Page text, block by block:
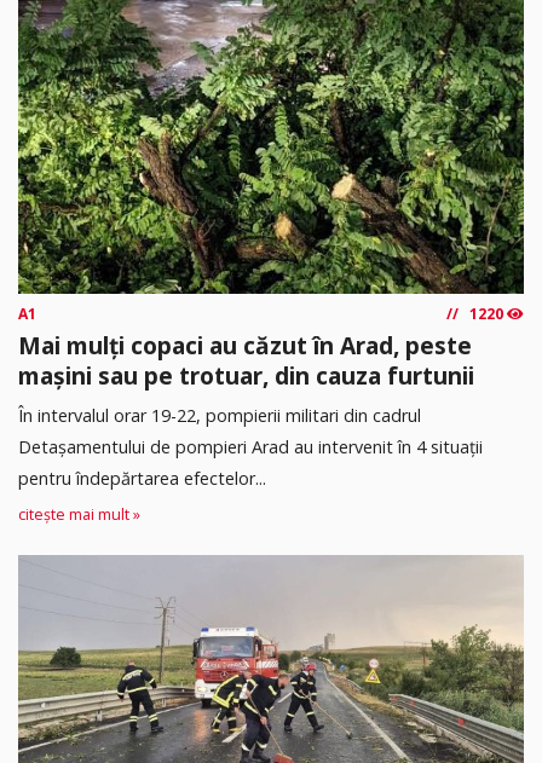
A1 1220
Mai mulți copaci au căzut în Arad, peste
mașini sau pe trotuar, din cauza furtunii
În intervalul orar 19-22, pompierii militari din cadrul
Detașamentului de pompieri Arad au intervenit în 4 situații
pentru îndepărtarea efectelor...
citește mai mult »